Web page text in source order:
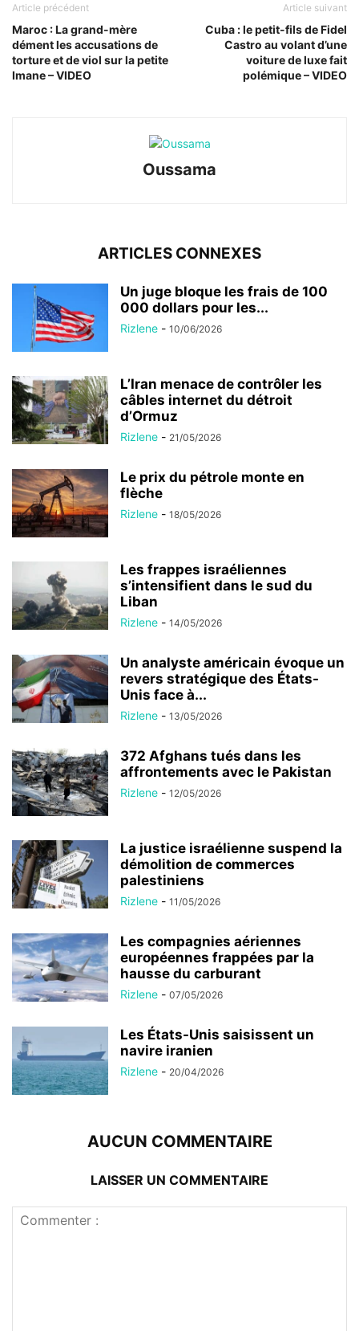
Article précédent
Maroc : La grand-mère
dément les accusations de
torture et de viol sur la petite
Imane – VIDEO
Article suivant
Cuba : le petit-fils de Fidel
Castro au volant d’une
voiture de luxe fait
polémique – VIDEO
Oussama
ARTICLES CONNEXES
Un juge bloque les frais de 100
000 dollars pour les...
Rizlene - 10/06/2026
L’Iran menace de contrôler les
câbles internet du détroit
d’Ormuz
Rizlene - 21/05/2026
Le prix du pétrole monte en
flèche
Rizlene - 18/05/2026
Les frappes israéliennes
s’intensifient dans le sud du
Liban
Rizlene - 14/05/2026
Un analyste américain évoque un
revers stratégique des États-
Unis face à...
Rizlene - 13/05/2026
372 Afghans tués dans les
affrontements avec le Pakistan
Rizlene - 12/05/2026
La justice israélienne suspend la
démolition de commerces
palestiniens
Rizlene - 11/05/2026
Les compagnies aériennes
européennes frappées par la
hausse du carburant
Rizlene - 07/05/2026
Les États-Unis saisissent un
navire iranien
Rizlene - 20/04/2026
AUCUN COMMENTAIRE
LAISSER UN COMMENTAIRE